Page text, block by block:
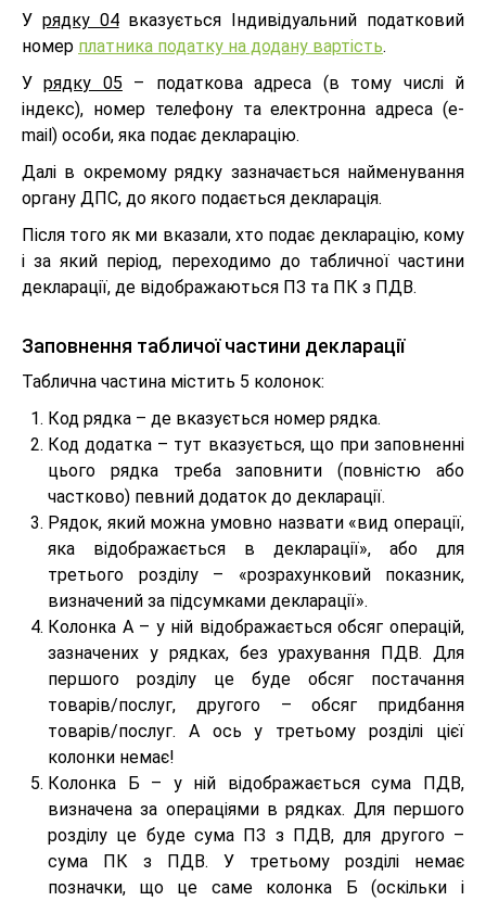
У рядку 04вказується Індивідуальний податковий
номер платника податку на додану вартість.
Урядку 05 – податкова адреса (в тому числі й
індекс), номер телефону та електронна адреса (e-
mail) особи, яка подає декларацію.
Далі в окремому рядку зазначається найменування
органу ДПС, до якого подається декларація.
Після того як ми вказали, хто подає декларацію, кому
і за який період, переходимо до табличної частини
декларації, де відображаються ПЗ та ПК з ПДВ.
Заповнення табличої частини декларації
Таблична частина містить 5 колонок:
Код рядка – де вказується номер рядка.
Код додатка – тут вказується, що при заповненні
цього рядка треба заповнити (повністю або
частково) певний додаток до декларації.
Рядок, який можна умовно назвати «вид операції,
яка відображається в декларації», або для
третього розділу – «розрахунковий показник,
визначений за підсумками декларації».
Колонка А – у ній відображається обсяг операцій,
зазначених у рядках, без урахування ПДВ. Для
першого розділу це буде обсяг постачання
товарів/послуг, другого – обсяг придбання
товарів/послуг. А ось у третьому розділі цієї
колонки немає!
Колонка Б – у ній відображається сума ПДВ,
визначена за операціями в рядках. Для першого
розділу це буде сума ПЗ з ПДВ, для другого –
сума ПК з ПДВ. У третьому розділі немає
позначки, що це саме колонка Б (оскільки і